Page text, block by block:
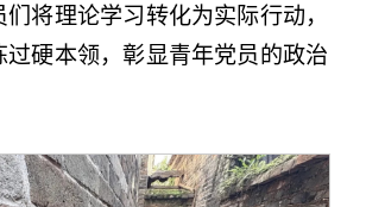
将理论学习转化为实际行动，
过硬本领，彰显青年党员的政治